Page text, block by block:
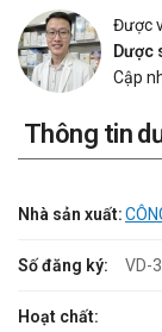
Được
Dược
Cập
Thông tin
Nhà sản xuất:
Số đăng ký: VD-
Hoạt chất: